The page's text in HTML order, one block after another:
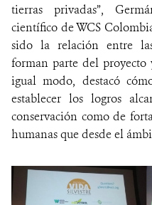
tierras privadas”,
científico de WCS
sido la relación entre
forman parte del proyecto
igual modo, destacó
establecer los logros
conservación como de
humanas que desde el